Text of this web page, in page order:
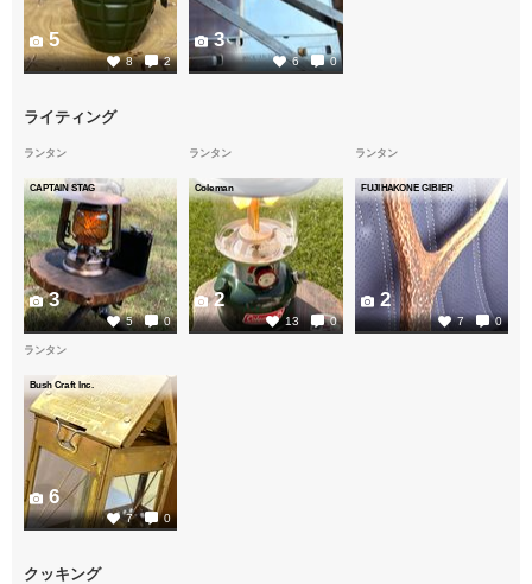
8 2
5
6 0
3
ライティング
ランタン
CAPTAIN STAG
5 0
3
ランタン
Coleman
13 0
2
ランタン
FUJIHAKONE GIBIER
7 0
2
ランタン
Bush Craft Inc.
7 0
6
クッキング